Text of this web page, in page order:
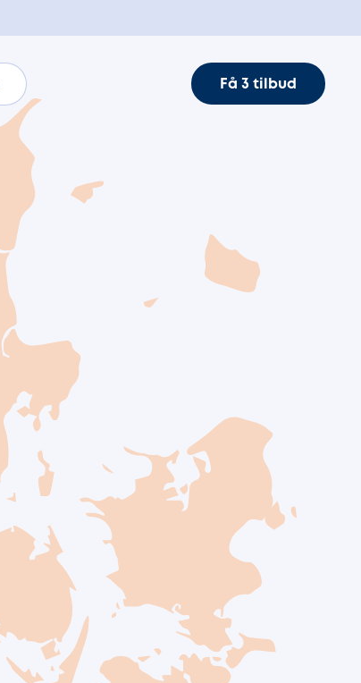
Få 3 tilbud